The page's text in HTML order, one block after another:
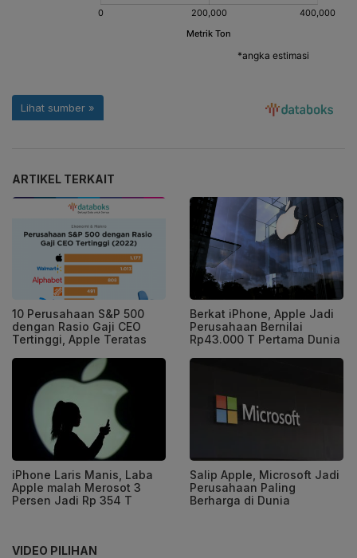
ARTIKEL TERKAIT
10 Perusahaan S&P 500
dengan Rasio Gaji CEO
Tertinggi, Apple Teratas
Berkat iPhone, Apple Jadi
Perusahaan Bernilai
Rp43.000 T Pertama Dunia
iPhone Laris Manis, Laba
Apple malah Merosot 3
Persen Jadi Rp 354 T
Salip Apple, Microsoft Jadi
Perusahaan Paling
Berharga di Dunia
VIDEO PILIHAN